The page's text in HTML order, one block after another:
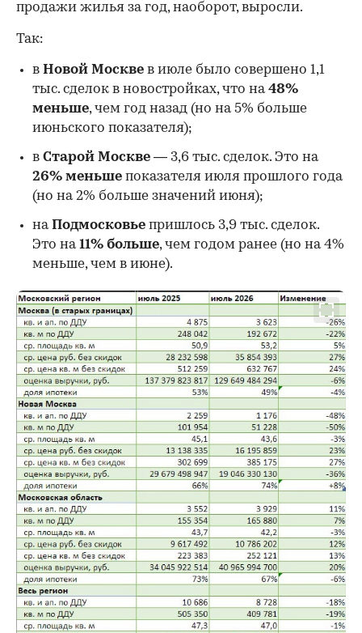
продажи жилья за год, наоборот, выросли.
00:00 / 00:00
Так:
в Новой Москве в июле было совершено 1,1
тыс. сделок в новостройках, что на48%
меньше, чем год назад (но на 5% больше
июньского показателя);
в Старой Москве — 3,6 тыс. сделок. Это на
26% меньше показателя июля прошлого года
(но на 2% больше значений июня);
наПодмосковье пришлось 3,9 тыс. сделок.
Это на11% больше, чем годом ранее (но на 4%
меньше, чем в июне).